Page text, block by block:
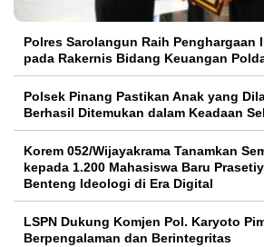
Polres Sarolangun Raih Penghargaan
pada Rakernis Bidang Keuangan
Polsek Pinang Pastikan Anak yang
Berhasil Ditemukan dalam Keadaan
Korem 052/Wijayakrama Tanamkan
kepada 1.200 Mahasiswa Baru
Benteng Ideologi di Era Digital
LSPN Dukung Komjen Pol. Karyoto
Berpengalaman dan Berintegritas